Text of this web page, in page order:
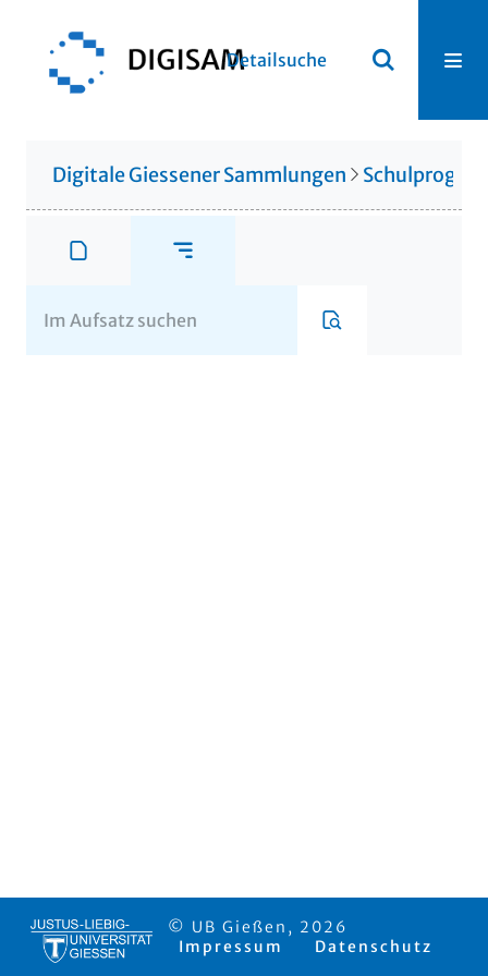
Detailsuche
Digitale Giessener Sammlungen
© UB Gießen, 2026
Impressum
Datenschutz